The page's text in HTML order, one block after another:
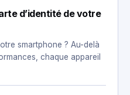
d’identité de votre
smartphone ? Au-delà
chaque appareil